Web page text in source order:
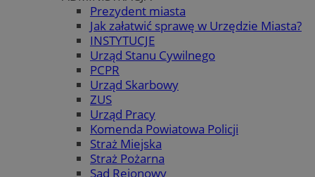
Prezydent miasta
Jak załatwić sprawę w Urzędzie Miasta?
INSTYTUCJE
Urząd Stanu Cywilnego
PCPR
Urząd Skarbowy
ZUS
Urząd Pracy
Komenda Powiatowa Policji
Straż Miejska
Straż Pożarna
Sąd Rejonowy